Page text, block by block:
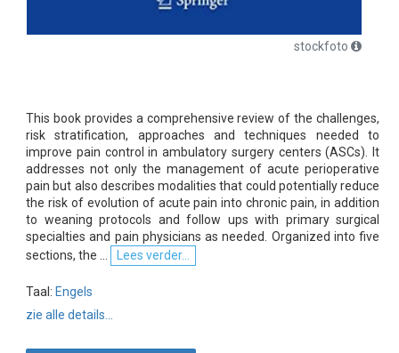
stockfoto
This book provides a comprehensive review of the challenges,
risk stratification, approaches and techniques needed to
improve pain control in ambulatory surgery centers (ASCs). It
addresses not only the management of acute perioperative
pain but also describes modalities that could potentially reduce
the risk of evolution of acute pain into chronic pain, in addition
to weaning protocols and follow ups with primary surgical
specialties and pain physicians as needed. Organized into five
sections, the ...
Lees verder...
Taal: Engels
zie alle details...